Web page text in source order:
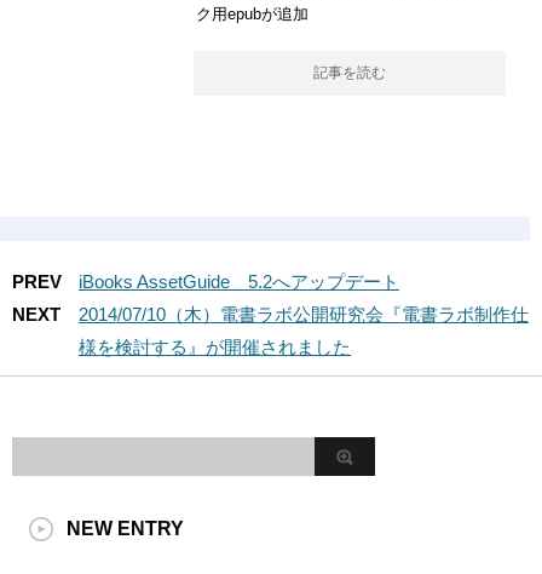
ク用epubが追加
記事を読む
PREV
iBooks AssetGuide 5.2へアップデート
NEXT
2014/07/10（木）電書ラボ公開研究会『電書ラボ制作仕
様を検討する』が開催されました
NEW ENTRY